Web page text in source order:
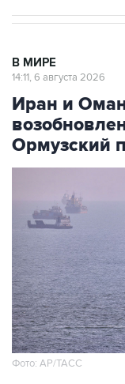
В МИРЕ
14:11, 6 августа 2026
Иран и
Ормузский
Фото: AP/ТАСС